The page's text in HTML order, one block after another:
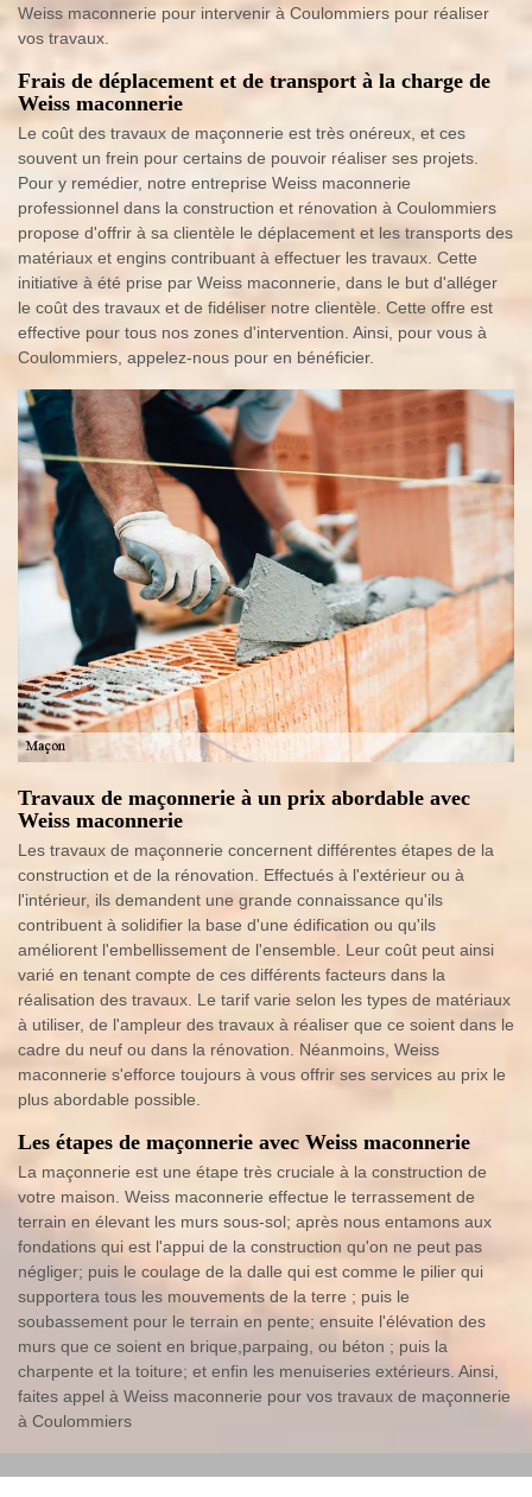
Weiss maconnerie pour intervenir à Coulommiers pour réaliser
vos travaux.
Frais de déplacement et de transport à la charge de
Weiss maconnerie
Le coût des travaux de maçonnerie est très onéreux, et ces
souvent un frein pour certains de pouvoir réaliser ses projets.
Pour y remédier, notre entreprise Weiss maconnerie
professionnel dans la construction et rénovation à Coulommiers
propose d'offrir à sa clientèle le déplacement et les transports des
matériaux et engins contribuant à effectuer les travaux. Cette
initiative à été prise par Weiss maconnerie, dans le but d'alléger
le coût des travaux et de fidéliser notre clientèle. Cette offre est
effective pour tous nos zones d'intervention. Ainsi, pour vous à
Coulommiers, appelez-nous pour en bénéficier.
Travaux de maçonnerie à un prix abordable avec
Weiss maconnerie
Les travaux de maçonnerie concernent différentes étapes de la
construction et de la rénovation. Effectués à l'extérieur ou à
l'intérieur, ils demandent une grande connaissance qu'ils
contribuent à solidifier la base d'une édification ou qu'ils
améliorent l'embellissement de l'ensemble. Leur coût peut ainsi
varié en tenant compte de ces différents facteurs dans la
réalisation des travaux. Le tarif varie selon les types de matériaux
à utiliser, de l'ampleur des travaux à réaliser que ce soient dans le
cadre du neuf ou dans la rénovation. Néanmoins, Weiss
maconnerie s'efforce toujours à vous offrir ses services au prix le
plus abordable possible.
Les étapes de maçonnerie avec Weiss maconnerie
La maçonnerie est une étape très cruciale à la construction de
votre maison. Weiss maconnerie effectue le terrassement de
terrain en élevant les murs sous-sol; après nous entamons aux
fondations qui est l'appui de la construction qu'on ne peut pas
négliger; puis le coulage de la dalle qui est comme le pilier qui
supportera tous les mouvements de la terre ; puis le
soubassement pour le terrain en pente; ensuite l'élévation des
murs que ce soient en brique,parpaing, ou béton ; puis la
charpente et la toiture; et enfin les menuiseries extérieurs. Ainsi,
faites appel à Weiss maconnerie pour vos travaux de maçonnerie
à Coulommiers